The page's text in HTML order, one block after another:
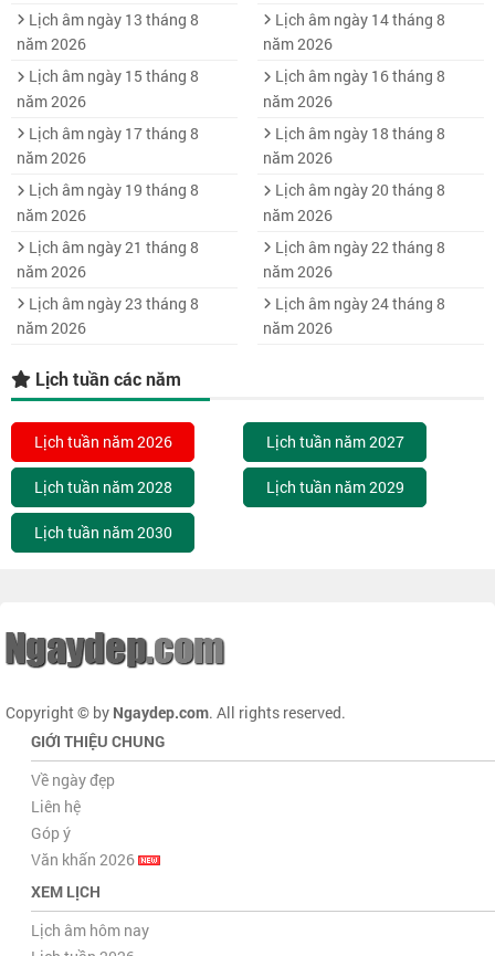
Lịch âm ngày 13 tháng 8
năm 2026
Lịch âm ngày 14 tháng 8
năm 2026
Lịch âm ngày 15 tháng 8
năm 2026
Lịch âm ngày 16 tháng 8
năm 2026
Lịch âm ngày 17 tháng 8
năm 2026
Lịch âm ngày 18 tháng 8
năm 2026
Lịch âm ngày 19 tháng 8
năm 2026
Lịch âm ngày 20 tháng 8
năm 2026
Lịch âm ngày 21 tháng 8
năm 2026
Lịch âm ngày 22 tháng 8
năm 2026
Lịch âm ngày 23 tháng 8
năm 2026
Lịch âm ngày 24 tháng 8
năm 2026
Lịch tuần các năm
Lịch tuần năm 2026 Lịch tuần năm 2027
Lịch tuần năm 2028 Lịch tuần năm 2029
Lịch tuần năm 2030
Copyright © by Ngaydep.com. All rights reserved.
GIỚI THIỆU CHUNG
Về ngày đẹp
Liên hệ
Góp ý
Văn khấn 2026
XEM LỊCH
Lịch âm hôm nay